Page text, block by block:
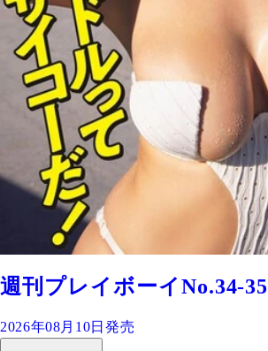
週刊プレイボーイNo.34-35
2026年08月10日発売